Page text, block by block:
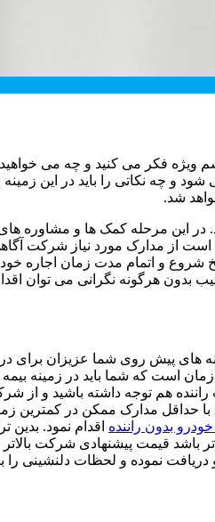
ویژه فکر می کنید و چه می
و چه نکاتی را باید در این
شد.
در این مرحله کمک ها و مشاوره
از مدارک مورد نیاز شرکت
و اتمام مدت زمان اجاره
بدون هرگونه نگرانی می توان
های پیش روی شما عزیزان برای
است که شما باید در زمینه
هم توجه داشته باشید و از
با حداقل مدارک ممکن در کمترین
خودرو بدون راننده اقدام نمود.
باشد قیمت پیشنهادی شرکت
دریافت نموده و لحظات دلنشینی را